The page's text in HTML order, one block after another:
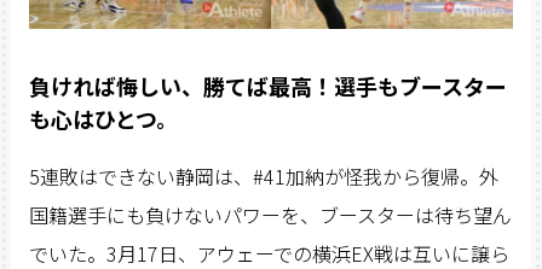
負ければ悔しい、勝てば最高！選手もブースター
も心はひとつ。
5連敗はできない静岡は、#41加納が怪我から復帰。外
国籍選手にも負けないパワーを、ブースターは待ち望ん
でいた。3月17日、アウェーでの横浜EX戦は互いに譲ら